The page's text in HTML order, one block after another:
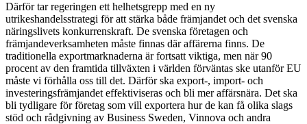
Därför tar regeringen ett helhetsgrepp med en ny
utrikeshandelsstrategi för att stärka både främjandet och det svenska
näringslivets konkurrenskraft. De svenska företagen och
främjandeverksamheten måste finnas där affärerna finns. De
traditionella exportmarknaderna är fortsatt viktiga, men när 90
procent av den framtida tillväxten i världen förväntas ske utanför EU
måste vi förhålla oss till det. Därför ska export-, import- och
investeringsfrämjandet effektiviseras och bli mer affärsnära. Det ska
bli tydligare för företag som vill exportera hur de kan få olika slags
stöd och rådgivning av Business Sweden, Vinnova och andra